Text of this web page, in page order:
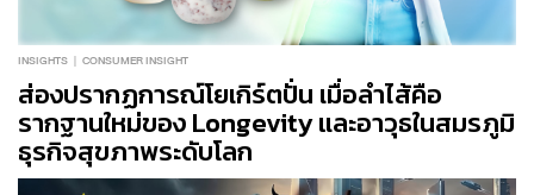
INSIGHTS CONSUMER INSIGHT
ส่องปรากฏการณ์โยเกิร์ตปั่น เมื่อลำไส้คือ
รากฐานใหม่ของ Longevity และอาวุธในสมรภูมิ
ธุรกิจสุขภาพระดับโลก